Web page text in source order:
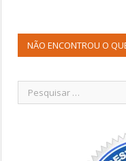
NÃO ENCONTROU O